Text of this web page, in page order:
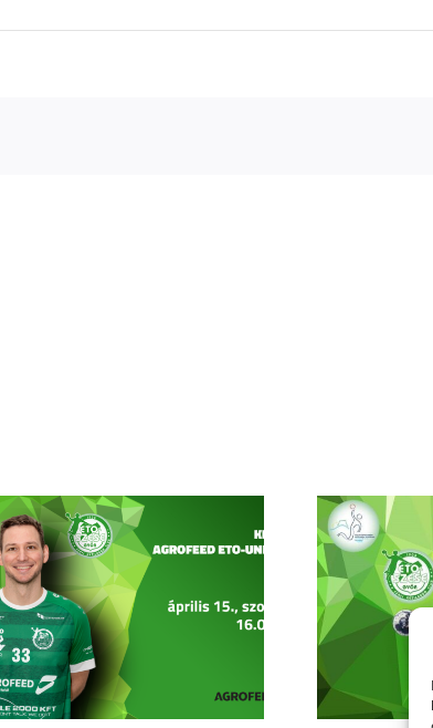
Két pontot hozott nekünk a
Húsvéti nyúl
Balatonfüredről